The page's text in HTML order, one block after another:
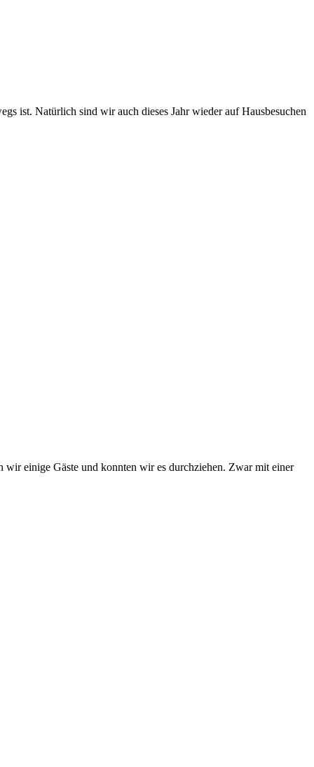
ist. Natürlich sind wir auch dieses Jahr wieder auf Hausbesuchen
wir einige Gäste und konnten wir es durchziehen. Zwar mit einer